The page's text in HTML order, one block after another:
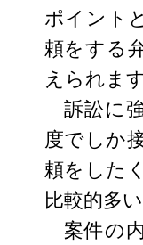
ポイント
頼をする
えられます
訴訟に
度でしか
頼をした
比較的多
案件の